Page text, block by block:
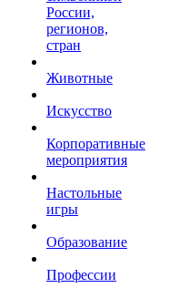
России,
регионов,
стран
Животные
Искусство
Корпоративные
мероприятия
Настольные
игры
Образование
Профессии